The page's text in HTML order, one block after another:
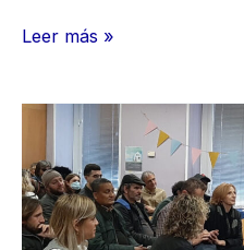
Leer más »
personas
sin
hogar